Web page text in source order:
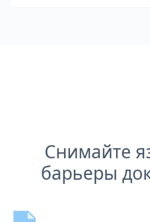
Снимайте
барьеры